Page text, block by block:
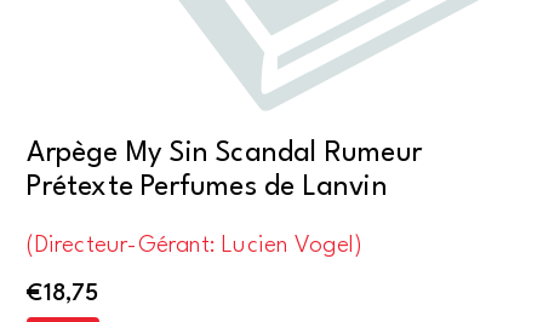
Arpège My Sin Scandal Rumeur
Prétexte Perfumes de Lanvin
(Directeur-Gérant: Lucien Vogel)
€18,75